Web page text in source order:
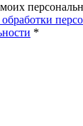
*